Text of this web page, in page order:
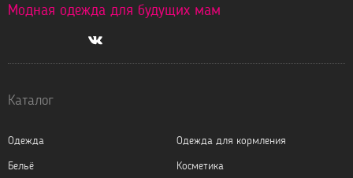
Модная одежда для будущих мам
Каталог
Одежда
Одежда для кормления
Бельё
Косметика